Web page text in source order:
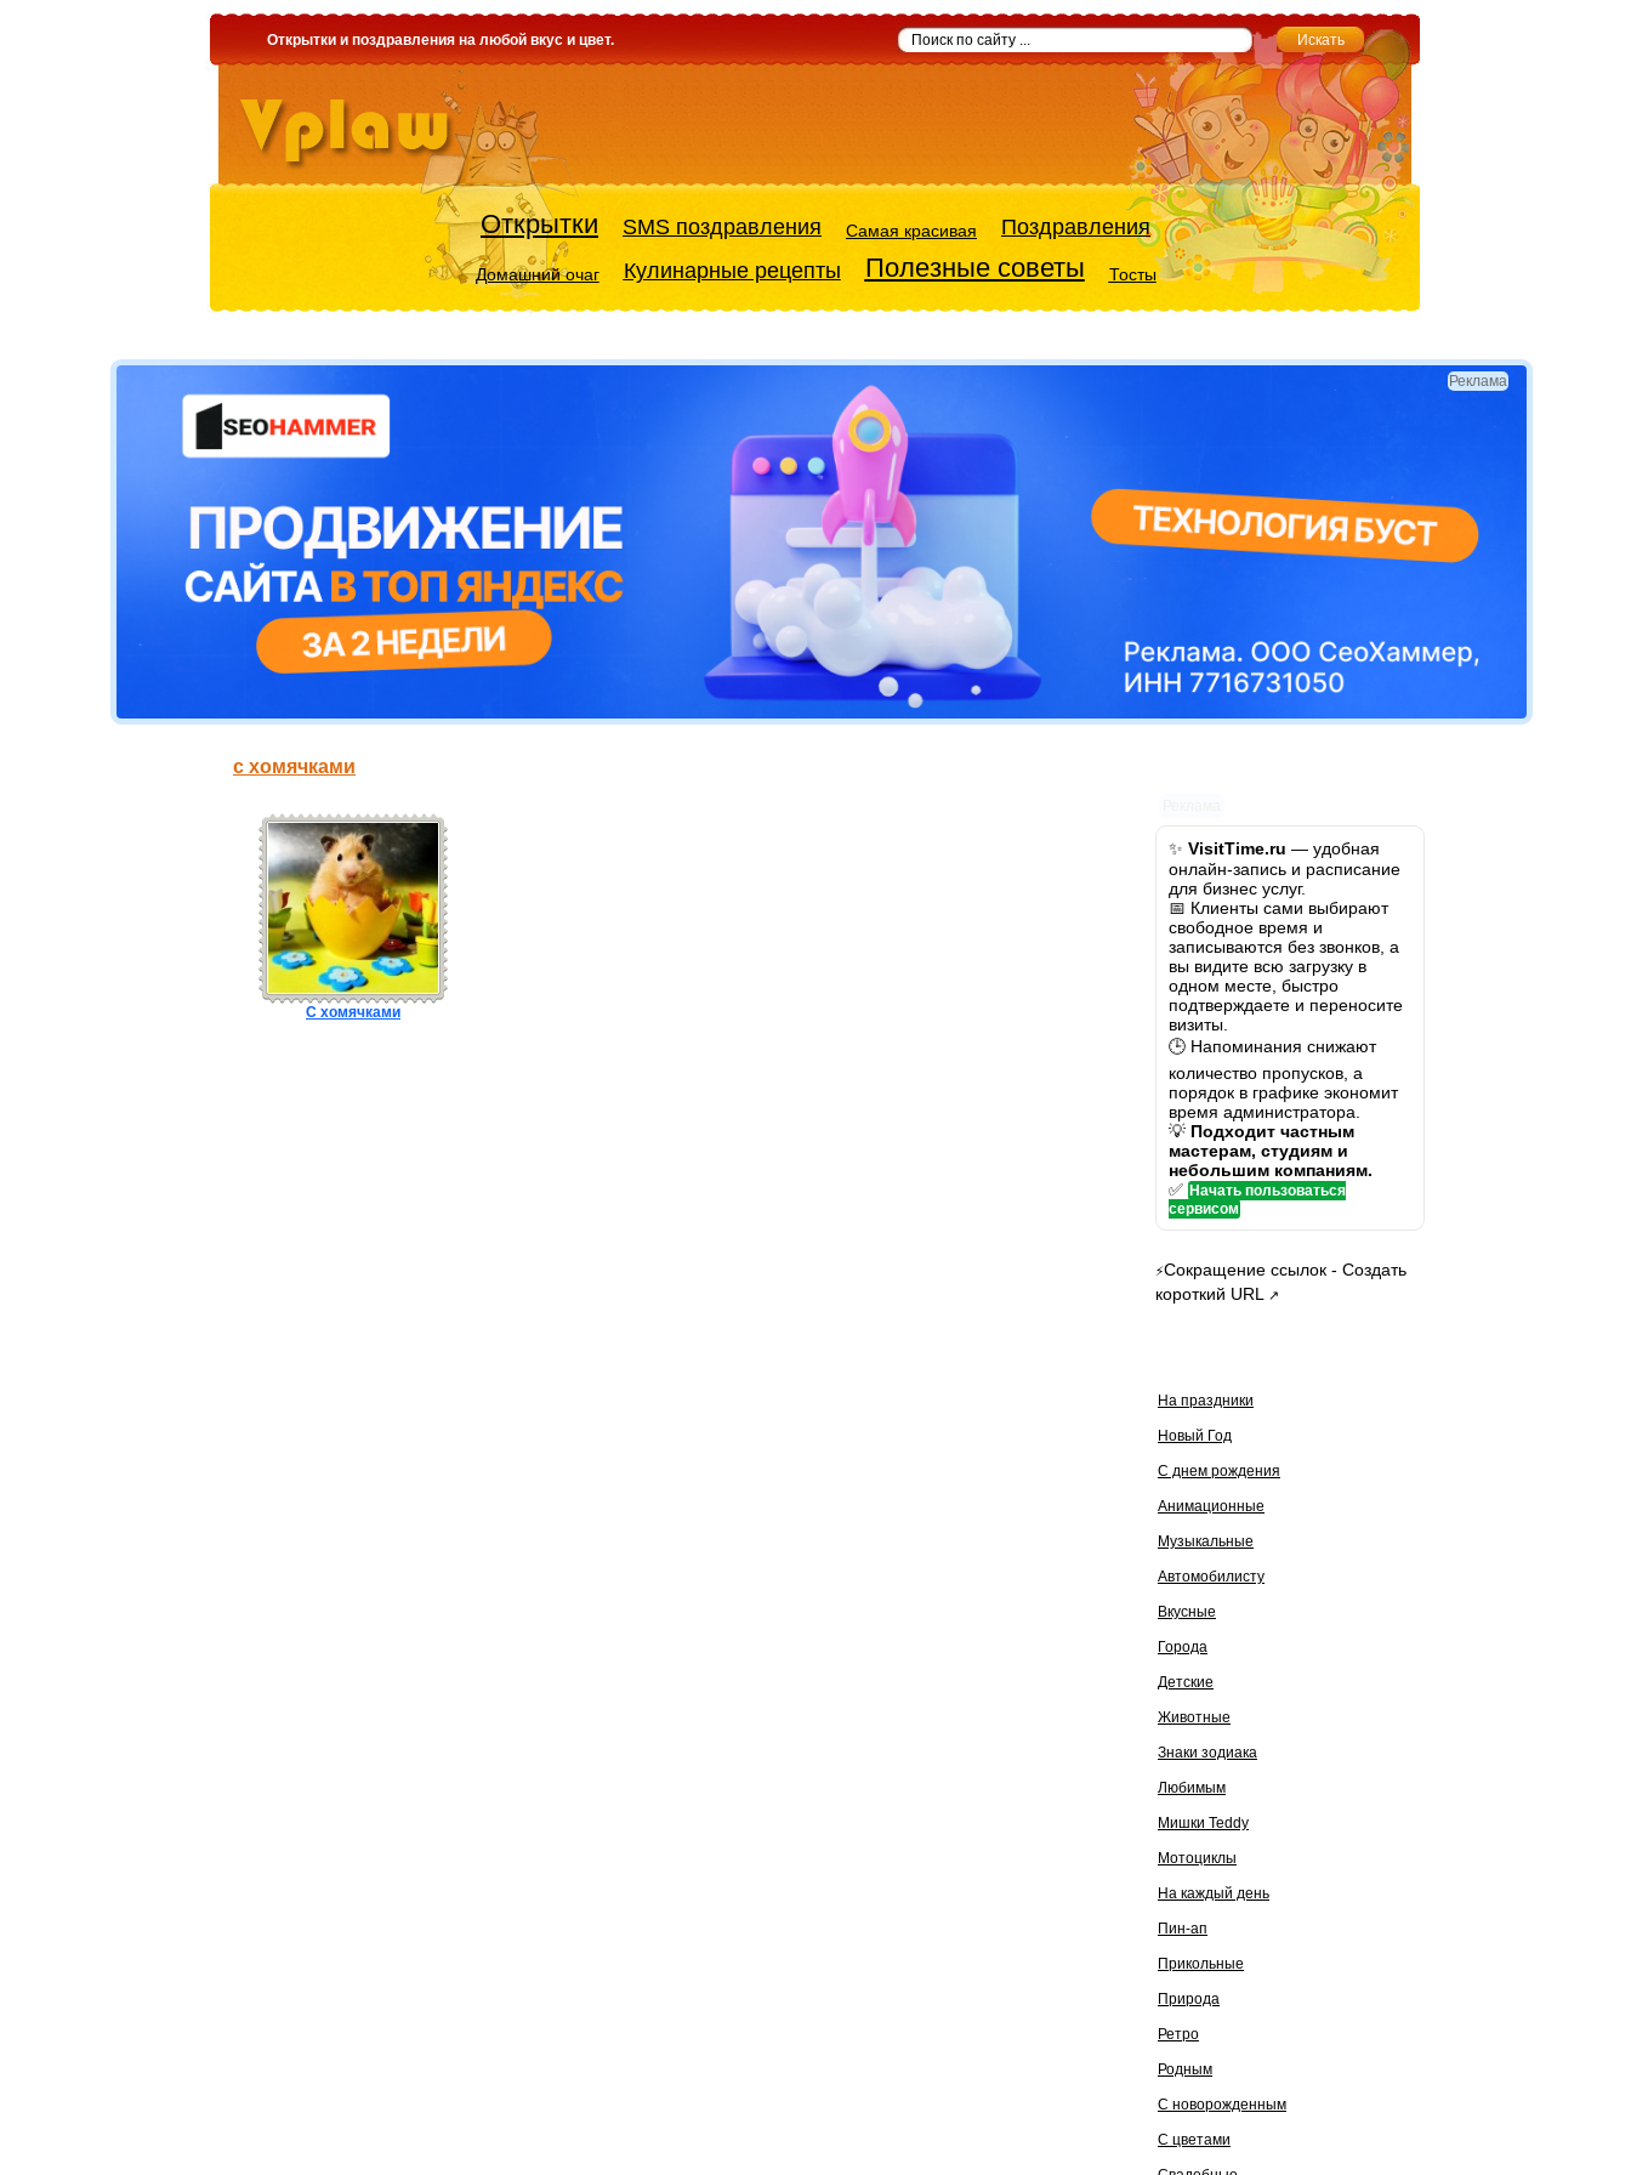
Открытки и поздравления на любой вкус и цвет.
Открытки SMS поздравления Самая красивая Поздравления
Домашний очаг Кулинарные рецепты Полезные советы Тосты
Реклама
с хомячками
С хомячками
✨ VisitTime.ru — удобная
онлайн-запись и расписание
для бизнес услуг.
📅 Клиенты сами выбирают
свободное время и
записываются без звонков, а
вы видите всю загрузку в
одном месте, быстро
подтверждаете и переносите
визиты.
🕒 Напоминания снижают
количество пропусков, а
порядок в графике экономит
время администратора.
💡 Подходит частным
мастерам, студиям и
небольшим компаниям.
✅ Начать пользоваться
сервисом
⚡Сокращение ссылок - Создать
короткий URL
↗
На праздники
Новый Год
С днем рождения
Анимационные
Музыкальные
Автомобилисту
Вкусные
Города
Детские
Животные
Знаки зодиака
Любимым
Мишки Teddy
Мотоциклы
На каждый день
Пин-ап
Прикольные
Природа
Ретро
Родным
С новорожденным
С цветами